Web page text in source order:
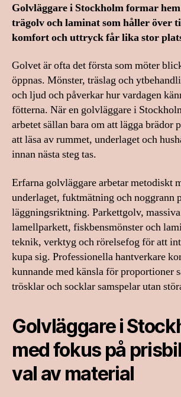
Golvläggare i Stockholm formar
trägolv och laminat som håller över
komfort och uttryck får lika stor
Golvet är ofta det första som möter
öppnas. Mönster, träslag och
och ljud och påverkar hur vardagen
fötterna. När en golvläggare i
arbetet sällan bara om att lägga brädor
att läsa av rummet, underlaget och
innan nästa steg tas.
Erfarna golvläggare arbetar metodiskt
underlaget, fuktmätning och noggrann
läggningsriktning. Parkettgolv,
lamellparkett, fiskbensmönster och
teknik, verktyg och rörelsefog för att
kupa sig. Professionella hantverkare
kunnande med känsla för proportioner
trösklar och socklar samspelar utan
Golvläggare i
med fokus på
val av material